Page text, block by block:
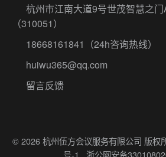
杭州市江南大道9号世茂智慧之
（310051）
18668161841
（24h咨询热线）
huiwu365@qq.com
留言反馈
© 2026 杭州伍方会议服务有限公司 版权
号-1
浙公网安备